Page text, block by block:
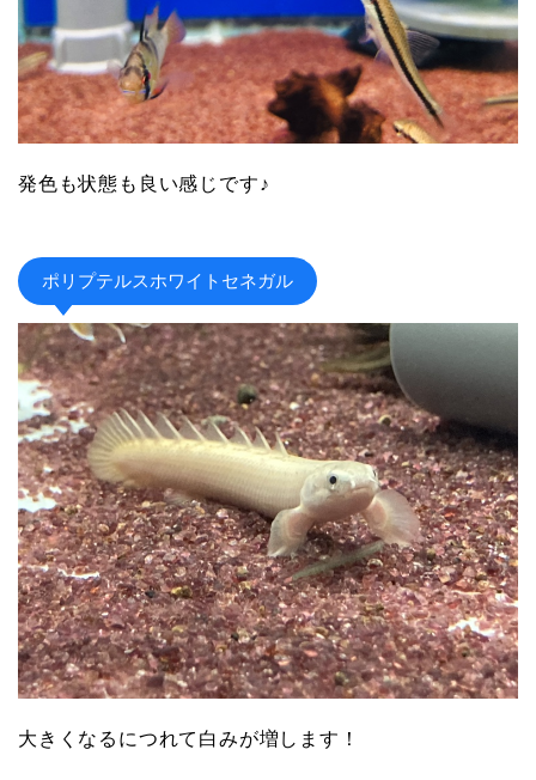
発色も状態も良い感じです♪
ポリプテルスホワイトセネガル
大きくなるにつれて白みが増します！